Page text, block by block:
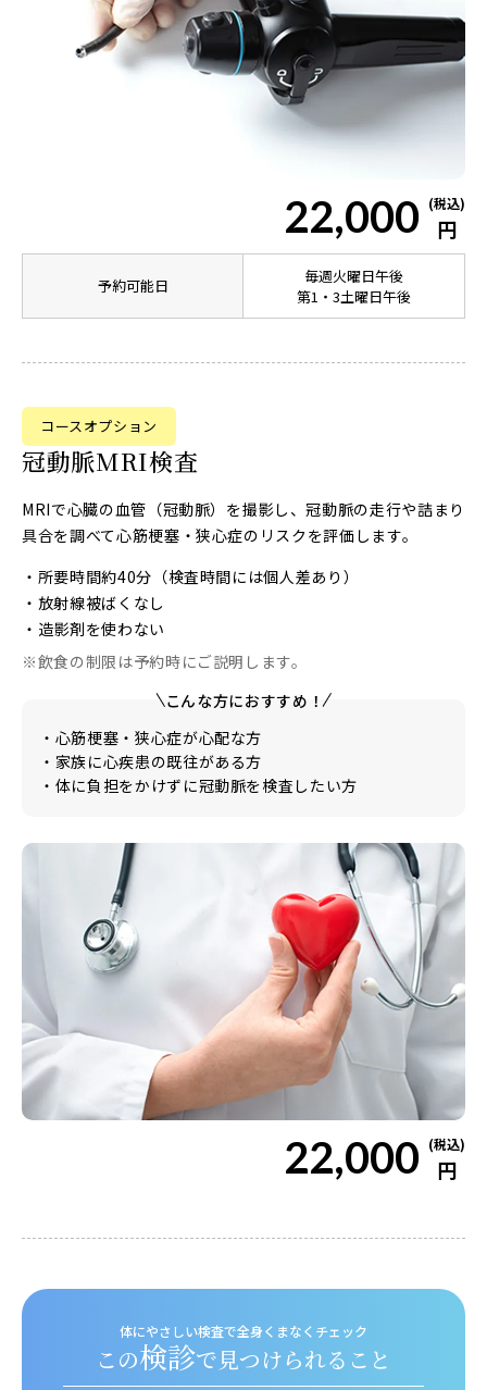
22,000 (税込)
円
予約可能日
毎週火曜日午後
第1・3土曜日午後
コースオプション
冠動脈MRI検査
MRIで心臓の血管（冠動脈）を撮影し、冠動脈の走行や詰まり
具合を調べて心筋梗塞・狭心症のリスクを評価します。
・所要時間約40分（検査時間には個人差あり）
・放射線被ばくなし
・造影剤を使わない
※飲食の制限は予約時にご説明します。
こんな方におすすめ！
・心筋梗塞・狭心症が心配な方
・家族に心疾患の既往がある方
・体に負担をかけずに冠動脈を検査したい方
22,000 (税込)
円
体にやさしい検査で全身くまなくチェック
この検診で見つけられること